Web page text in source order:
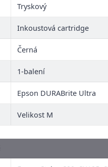
Tryskový
Inkoustová cartridge
Černá
1-balení
Epson DURABrite Ultra
Velikost M